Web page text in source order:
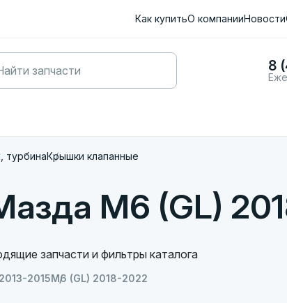
Как купитьО компанииНовости
8
турбинаКрышки клапанные
M6 (GL)
запчасти и фильтры каталога
2015M6 (GL) 2018-2022